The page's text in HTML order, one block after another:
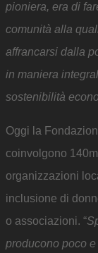
pioniera, era di
comunità alla
affrancarsi dalla
in maniera
sostenibilità
Oggi la
coinvolgono
organizzazioni
inclusione di
o associazioni. “
producono poco